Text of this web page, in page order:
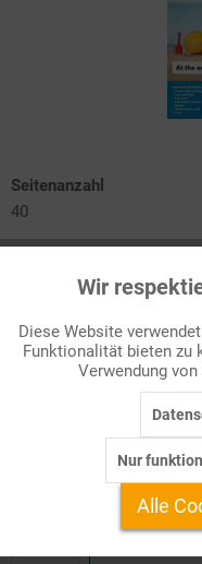
Seitenanzahl
40
Rund ums Jahr,
Beachtime
Sea Life
Maritime Anregungen für
Verfügbare
Funktionale
Marketing
Wir
Diese Website
Funktionalität bieten zu
Verwendung
Nur
Alle